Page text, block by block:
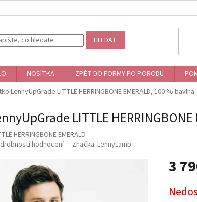
HLEDAT
NOSÍTKA ZPĚT DO FORMY PO PORODU
LennyUpGrade LITTLE HERRINGBONE EMERALD, 100 % bavlna
LITTLE
HERRINGBONE EMERALD
hodnocení Značka: LennyLamb
3
cena: